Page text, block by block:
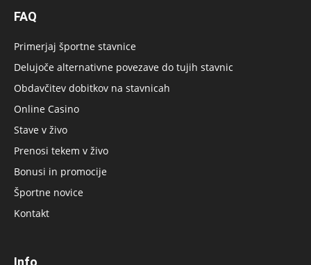
FAQ
Primerjaj športne stavnice
Delujoče alternativne povezave do tujih stavnic
Obdavčitev dobitkov na stavnicah
Online Casino
Stave v živo
Prenosi tekem v živo
Bonusi in promocije
Športne novice
Kontakt
Info